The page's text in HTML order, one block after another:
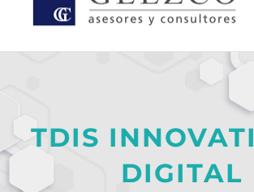
TDIS
DIGITAL